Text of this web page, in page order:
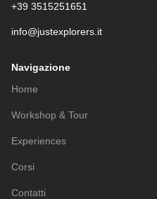
+39 3515251651
info@justexplorers.it
Navigazione
Home
Workshop & Tour
Experiences
Corsi
Contatti